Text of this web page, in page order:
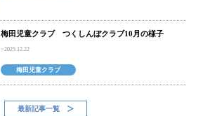
梅田児童クラブ つくしんぼクラブ10月の様子
2025.12.22
梅田児童クラブ
最新記事一覧